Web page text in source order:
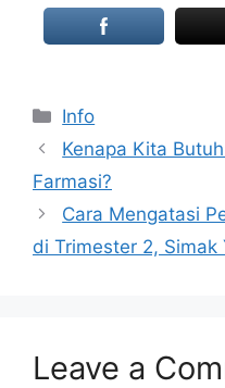
Categories
Info
Kenapa Kita
Farmasi?
Cara Mengatasi
di Trimester 2, Simak
Leave a